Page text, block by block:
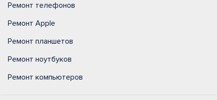
Ремонт телефонов
Ремонт Apple
Ремонт планшетов
Ремонт ноутбуков
Ремонт компьютеров